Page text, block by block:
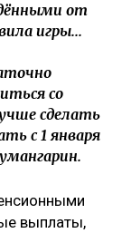
от
игры...
со
сделать
с 1 января
выплаты,